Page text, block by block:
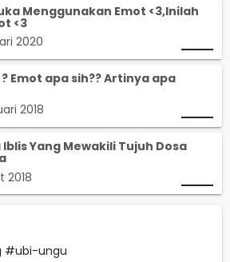
Menggunakan Emot <3,Inilah
<3
2020
Emot apa sih?? Artinya apa
2018
Iblis Yang Mewakili Tujuh Dosa
2018
#ubi-ungu